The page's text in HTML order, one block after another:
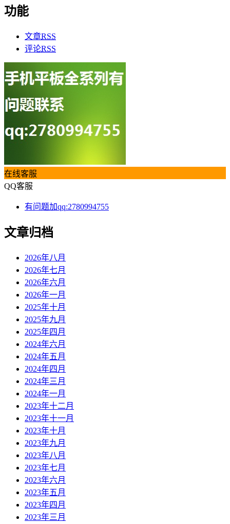
功能
文章RSS
评论RSS
在线客服
QQ客服
有问题加qq:2780994755
文章归档
2026年八月
2026年七月
2026年六月
2026年一月
2025年十月
2025年九月
2025年四月
2024年六月
2024年五月
2024年四月
2024年三月
2024年一月
2023年十二月
2023年十一月
2023年十月
2023年九月
2023年八月
2023年七月
2023年六月
2023年五月
2023年四月
2023年三月